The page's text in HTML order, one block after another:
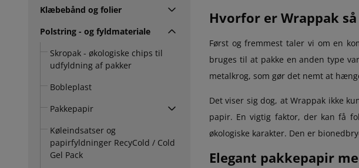
Klæbebånd og folier
Polstring - og fyldmateriale
Skropak - økologiske chips til
udfyldning af pakker
Bobleplast
Pakkepapir
Køleindsatser og
papirfyldninger RecyCold / Cold
Gel Pack
Hvorfor er Wrappak
Først og fremmest taler vi om en
bruges til at pakke en anden type
metalkrog, som gør det nemt at
Det viser sig dog, at Wrappak ikke
papir. En vigtig faktor, der kan få
økologiske karakter. Den er
Elegant pakkepapir